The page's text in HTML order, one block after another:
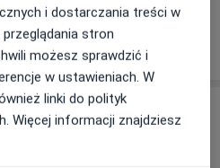
więcej
o doświadczeniu
i dostarczania treści w
stron
możesz sprawdzić i
w ustawieniach. W
linki do polityk
Więcej informacji znajdziesz